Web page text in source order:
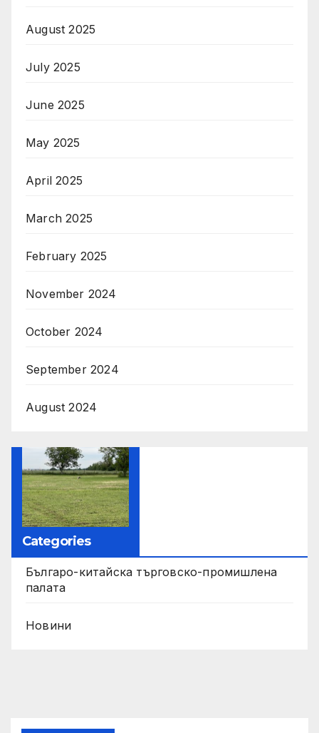
August 2025
July 2025
June 2025
May 2025
April 2025
March 2025
February 2025
November 2024
October 2024
September 2024
August 2024
Categories
Българо-китайска търговско-промишлена
палата
Новини